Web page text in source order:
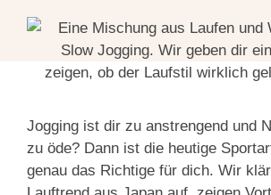
Jogging ist dir zu anstrengend und
zu öde? Dann ist die heutige
genau das Richtige für dich. Wir